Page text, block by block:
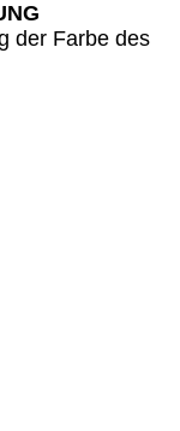
der Farbe des